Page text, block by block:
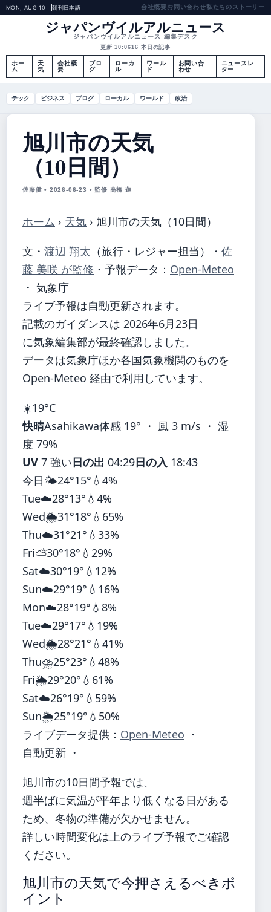
MON, AUG 10 朝刊日本語 会社概要お問い合わせ私たちのストーリー
ジャパンヴイルアルニュース
ジャパンヴイルアルニュース 編集デスク
更新 10:0616 本日の記事
ホー
ム
天
気
会社概
要
ブロ
グ
ローカ
ル
ワール
ド
お問い合
わせ
ニュースレ
ター
テック ビジネス ブログ ローカル ワールド 政治
旭川市の天気
（10日間）
佐藤健 • 2026-06-23 • 監修 高橋 蓮
ホーム › 天気 › 旭川市の天気（10日間）
文・ 渡辺 翔太 （旅行・レジャー担当） ・ 佐
藤 美咲 が監修 ・ 予報データ： Open-Meteo
・ 気象庁
ライブ予報は自動更新されます。
記載のガイダンスは 2026年6月23日
に気象編集部が最終確認しました。
データは気象庁ほか各国気象機関のものを
Open-Meteo 経由で利用しています。
☀️19°C
快晴Asahikawa体感 19° ・ 風 3 m/s ・ 湿
度 79%
UV 7 強い日の出 04:29日の入 18:43
今日🌤️24°15° 💧4%
Tue☁️28°13° 💧4%
Wed🌦️31°18° 💧65%
Thu☁️31°21° 💧33%
Fri⛅30°18° 💧29%
Sat☁️30°19° 💧12%
Sun☁️29°19° 💧16%
Mon☁️28°19° 💧8%
Tue☁️29°17° 💧19%
Wed🌦️28°21° 💧41%
Thu⛈️25°23° 💧48%
Fri🌦️29°20° 💧61%
Sat☁️26°19° 💧59%
Sun🌦️25°19° 💧50%
ライブデータ提供： Open-Meteo ・
自動更新 ・
旭川市の10日間予報では、
週半ばに気温が平年より低くなる日がある
ため、冬物の準備が欠かせません。
詳しい時間変化は上のライブ予報でご確認
ください。
旭川市の天気で今押さえるべきポ
イント